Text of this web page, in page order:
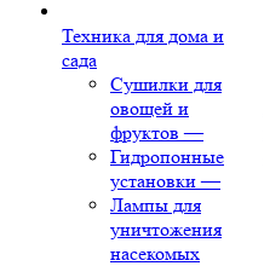
Техника для дома и
сада
Сушилки для
овощей и
фруктов —
Гидропонные
установки —
Лампы для
уничтожения
насекомых